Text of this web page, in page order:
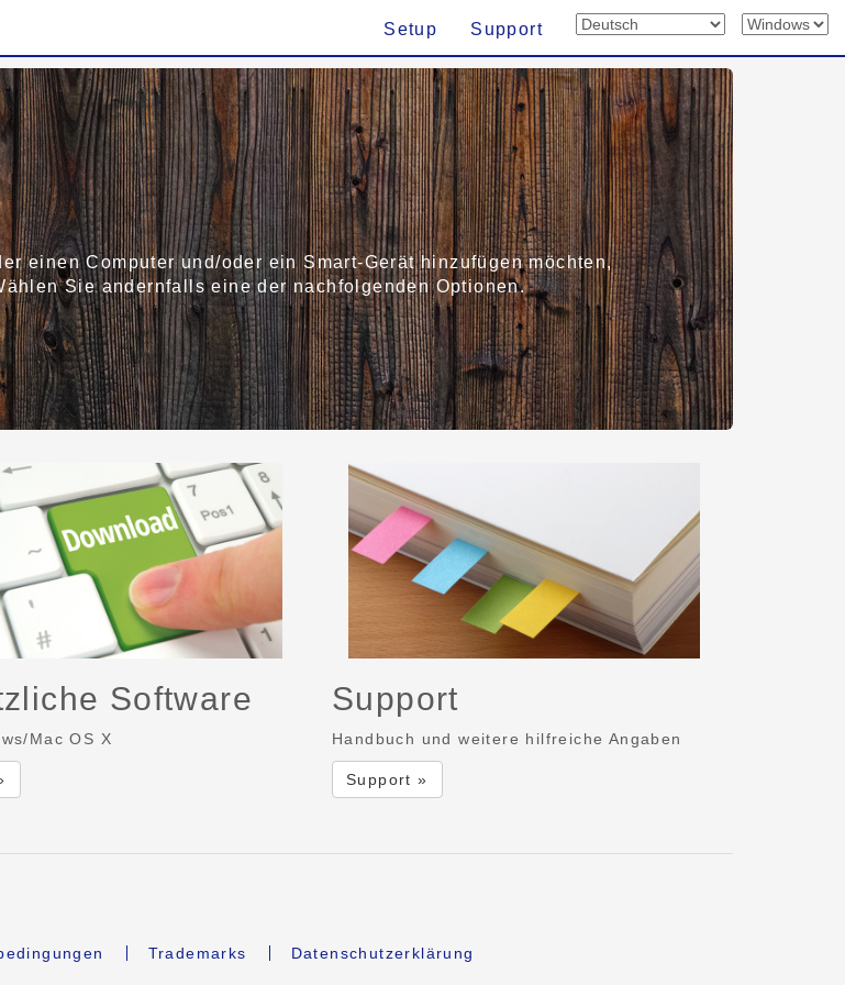
Setup Support
einen Computer und/oder ein Smart-Gerät hinzufügen möchten,
Sie andernfalls eine der nachfolgenden Optionen.
Software
Mac OS X
Support
Handbuch und weitere hilfreiche Angaben
Support »
Trademarks Datenschutzerklärung